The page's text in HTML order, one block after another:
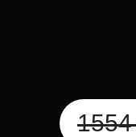
1554